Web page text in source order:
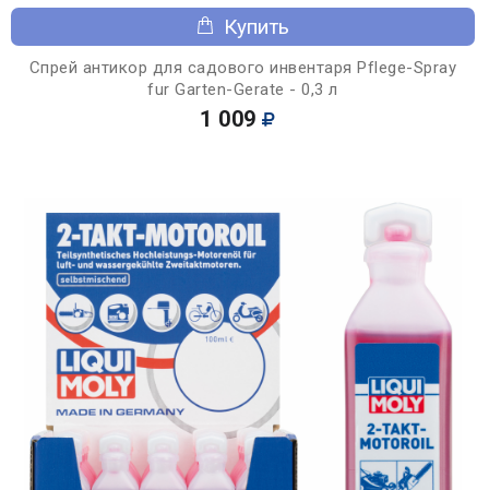
Купить
Спрей антикор для садового инвентаря Pflege-Spray
fur Garten-Gerate - 0,3 л
1 009